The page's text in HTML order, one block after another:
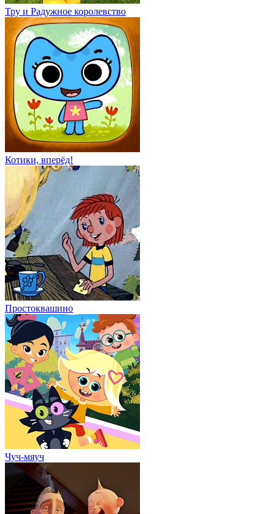
Тру и Радужное королевство
Котики, вперёд!
Простоквашино
Чуч-мяуч